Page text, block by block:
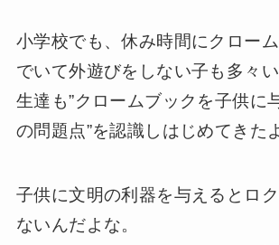
小学校でも、休み時間にクロー
でいて外遊びをしない子も多々
生達も”クロームブックを子供に
の問題点”を認識しはじめてきた
子供に文明の利器を与えるとロ
ないんだよな。